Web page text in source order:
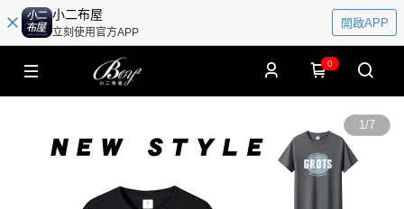
小二布屋
立刻使用官方APP
開啟APP
0
1/7